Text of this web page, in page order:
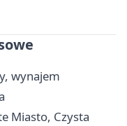
wynajem
Miasto, Czysta